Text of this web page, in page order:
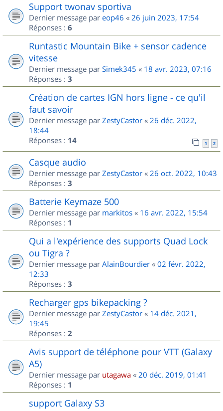
Support twonav sportiva
Dernier message par eop46 « 26 juin 2023, 17:54
Réponses : 6
Runtastic Mountain Bike + sensor cadence
vitesse
Dernier message par Simek345 « 18 avr. 2023, 07:16
Réponses : 3
Création de cartes IGN hors ligne - ce qu'il
faut savoir
Dernier message par ZestyCastor « 26 déc. 2022,
18:44
Réponses : 14 1 2
Casque audio
Dernier message par ZestyCastor « 26 oct. 2022, 10:43
Réponses : 3
Batterie Keymaze 500
Dernier message par markitos « 16 avr. 2022, 15:54
Réponses : 1
Qui a l'expérience des supports Quad Lock
ou Tigra ?
Dernier message par AlainBourdier « 02 févr. 2022,
12:33
Réponses : 3
Recharger gps bikepacking ?
Dernier message par ZestyCastor « 14 déc. 2021,
19:45
Réponses : 2
Avis support de téléphone pour VTT (Galaxy
A5)
Dernier message par utagawa « 20 déc. 2019, 01:41
Réponses : 1
support Galaxy S3